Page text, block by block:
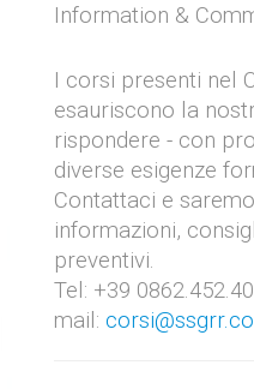
Information &
I corsi presenti nel
esauriscono la
rispondere - con
diverse esigenze
Contattaci e
informazioni,
preventivi.
Tel: +39
mail: